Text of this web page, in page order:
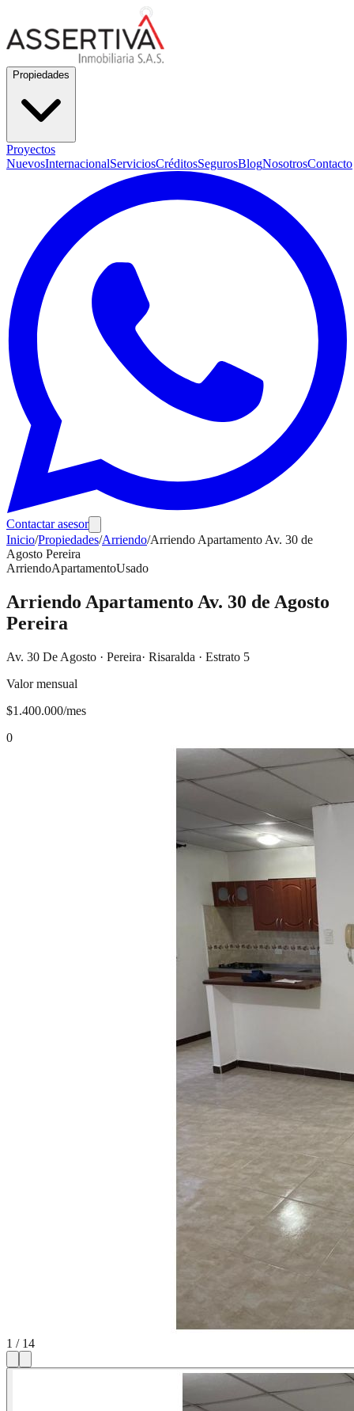
Propiedades
Proyectos
NuevosInternacionalServiciosCréditosSegurosBlogNosotrosContacto
Contactar asesor
Inicio/Propiedades/Arriendo/Arriendo Apartamento Av. 30 de
Agosto Pereira
ArriendoApartamentoUsado
Arriendo Apartamento Av. 30 de Agosto
Pereira
Av. 30 De Agosto · Pereira· Risaralda · Estrato 5
Valor mensual
$1.400.000/mes
0
1 / 14